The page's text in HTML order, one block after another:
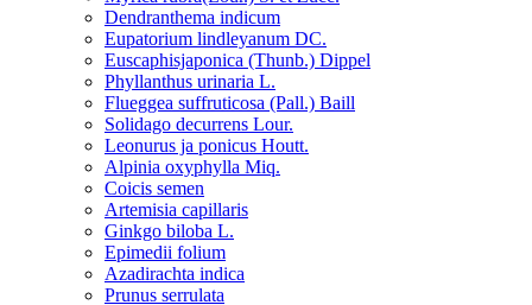
Dendranthema indicum
Eupatorium lindleyanum DC.
Euscaphisjaponica (Thunb.) Dippel
Phyllanthus urinaria L.
Flueggea suffruticosa (Pall.) Baill
Solidago decurrens Lour.
Leonurus ja ponicus Houtt.
Alpinia oxyphylla Miq.
Coicis semen
Artemisia capillaris
Ginkgo biloba L.
Epimedii folium
Azadirachta indica
Prunus serrulata